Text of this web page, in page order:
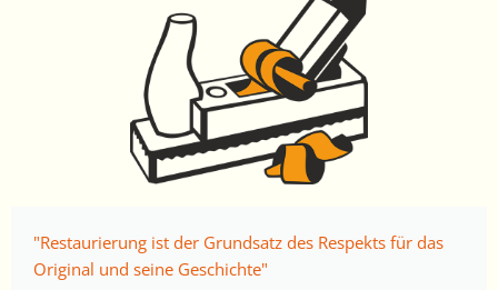
"Restaurierung ist der Grundsatz des Respekts für das
Original und seine Geschichte"